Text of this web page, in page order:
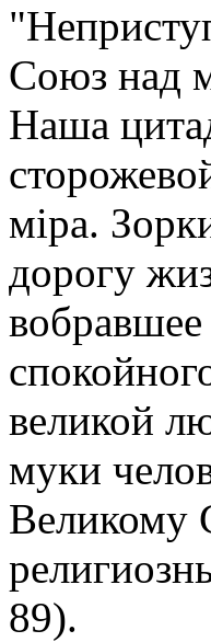
Союз над
Наша
мiра.
дорогу
великой
муки
Великому
89).